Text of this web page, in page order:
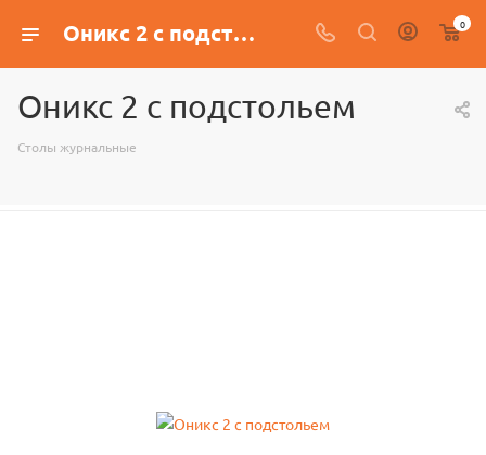
Оникс 2 с подстольем 0
Оникс 2 с подстольем
Столы журнальные